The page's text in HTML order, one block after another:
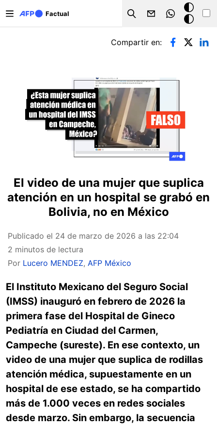
Factual
Search
Modo
oscuro
Solapas principales
Compartir en:
El video de una mujer que suplica
atención en un hospital se grabó en
Bolivia, no en México
Publicado el 24 de marzo de 2026 a las 22:04
2 minutos de lectura
Por Lucero MENDEZ, AFP México
El Instituto Mexicano del Seguro Social
(IMSS) inauguró en febrero de 2026 la
primera fase del Hospital de Gineco
Pediatría en Ciudad del Carmen,
Campeche (sureste). En ese contexto, un
video de una mujer que suplica de rodillas
atención médica, supuestamente en un
hospital de ese estado, se ha compartido
más de 1.000 veces en redes sociales
desde marzo. Sin embargo, la secuencia